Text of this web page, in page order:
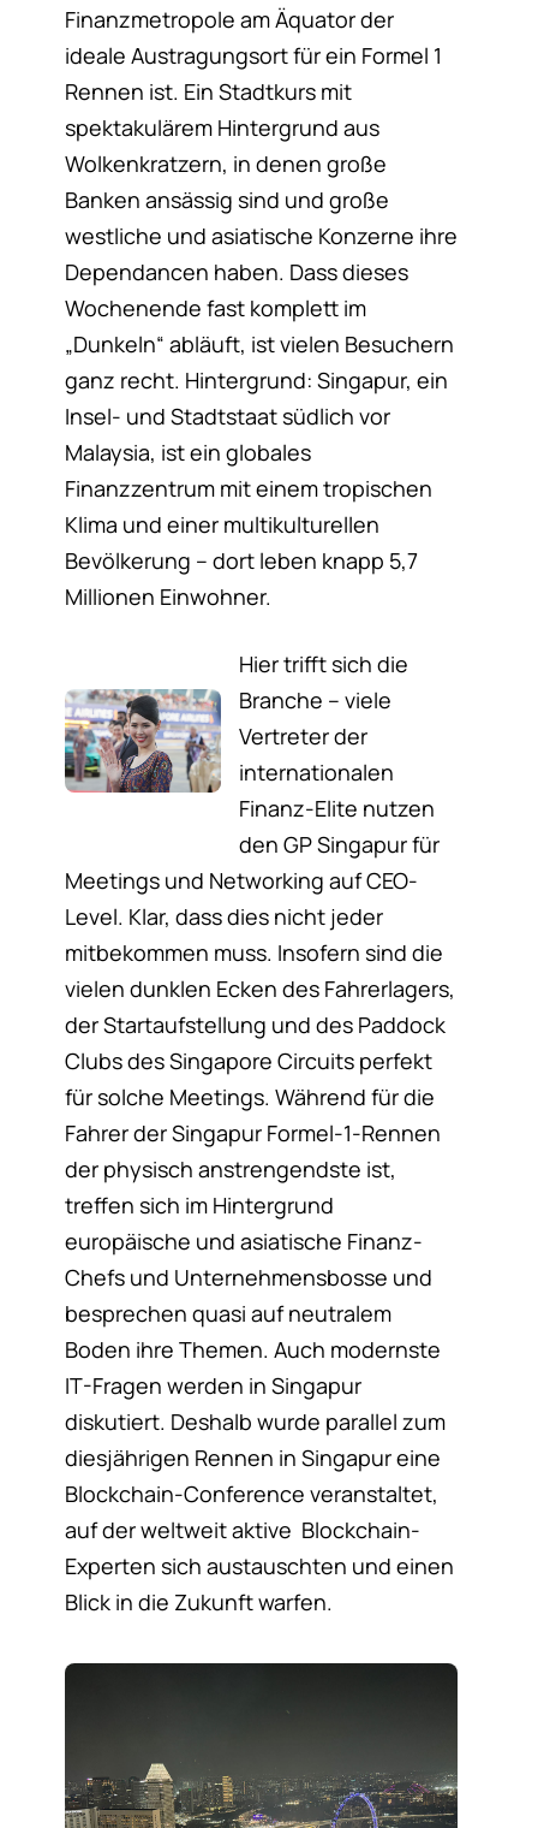
Finanzmetropole am Äquator der
ideale Austragungsort für ein Formel 1
Rennen ist. Ein Stadtkurs mit
spektakulärem Hintergrund aus
Wolkenkratzern, in denen große
Banken ansässig sind und große
westliche und asiatische Konzerne ihre
Dependancen haben. Dass dieses
Wochenende fast komplett im
„Dunkeln“ abläuft, ist vielen Besuchern
ganz recht. Hintergrund: Singapur, ein
Insel- und Stadtstaat südlich vor
Malaysia, ist ein globales
Finanzzentrum mit einem tropischen
Klima und einer multikulturellen
Bevölkerung – dort leben knapp 5,7
Millionen Einwohner.
Hier trifft sich die
Branche – viele
Vertreter der
internationalen
Finanz-Elite nutzen
den GP Singapur für
Meetings und Networking auf CEO-
Level. Klar, dass dies nicht jeder
mitbekommen muss. Insofern sind die
vielen dunklen Ecken des Fahrerlagers,
der Startaufstellung und des Paddock
Clubs des Singapore Circuits perfekt
für solche Meetings. Während für die
Fahrer der Singapur Formel-1-Rennen
der physisch anstrengendste ist,
treffen sich im Hintergrund
europäische und asiatische Finanz-
Chefs und Unternehmensbosse und
besprechen quasi auf neutralem
Boden ihre Themen. Auch modernste
IT-Fragen werden in Singapur
diskutiert. Deshalb wurde parallel zum
diesjährigen Rennen in Singapur eine
Blockchain-Conference veranstaltet,
auf der weltweit aktive Blockchain-
Experten sich austauschten und einen
Blick in die Zukunft warfen.